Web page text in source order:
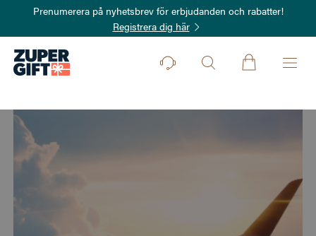
Prenumerera på nyhetsbrev för erbjudanden och rabatter!
Registrera dig här